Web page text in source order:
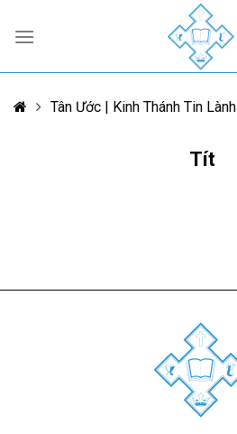
Tân Ước | Kinh Thánh Tin Lành
Tít